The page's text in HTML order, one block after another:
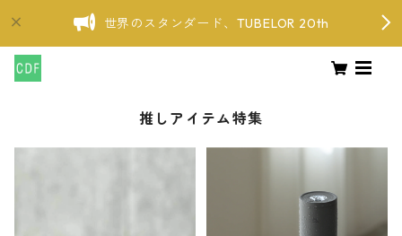
世界のスタンダード、TUBELOR 20th
推しアイテム特集